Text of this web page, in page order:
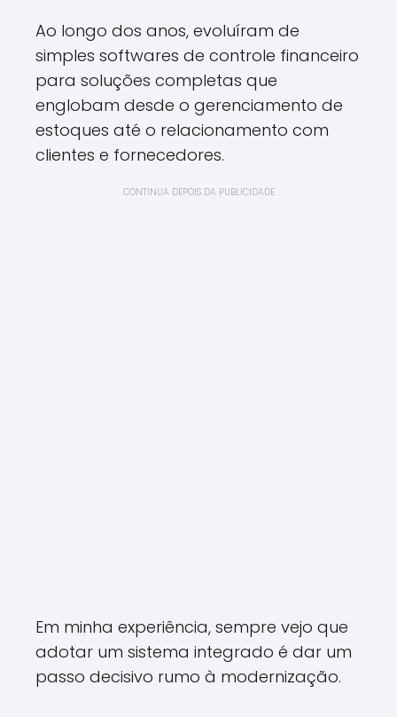
Ao longo dos anos, evoluíram de
simples softwares de controle financeiro
para soluções completas que
englobam desde o gerenciamento de
estoques até o relacionamento com
clientes e fornecedores.
CONTINUA DEPOIS DA PUBLICIDADE
Em minha experiência, sempre vejo que
adotar um sistema integrado é dar um
passo decisivo rumo à modernização.